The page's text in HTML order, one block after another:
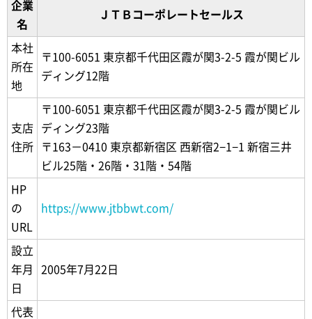
企業
名
ＪＴＢコーポレートセールス
本社
所在
地
〒100-6051 東京都千代田区霞が関3-2-5 霞が関ビル
ディング12階
支店
住所
〒100-6051 東京都千代田区霞が関3-2-5 霞が関ビル
ディング23階
〒163－0410 東京都新宿区 西新宿2−1−1 新宿三井
ビル25階・26階・31階・54階
HP
の
URL
https://www.jtbbwt.com/
設立
年月
日
2005年7月22日
代表